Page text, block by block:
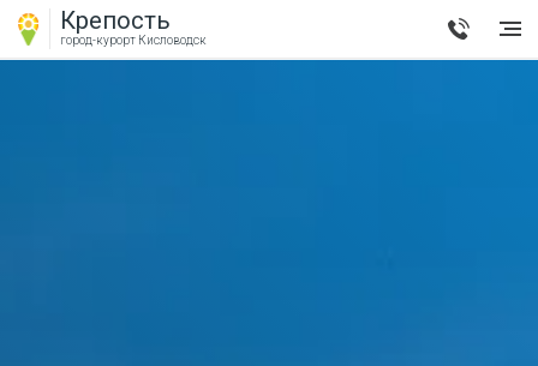
Крепость
город-курорт Кисловодск